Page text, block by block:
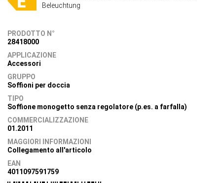
Beleuchtung
PRODOTTO N°
28418000
APPLICAZIONE
Accessori
GRUPPO
Soffioni per doccia
TIPO
Soffione monogetto senza regolatore (p.es. a farfalla)
COMMERCIALIZZAZIONE
01.2011
MAGGIORI INFORMAZIONI
Collegamento all'articolo
EAN
4011097591759